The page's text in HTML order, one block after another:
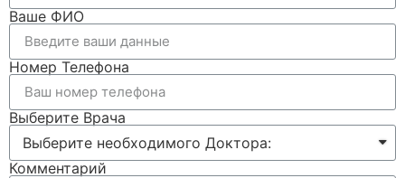
Ваше ФИО
Номер Телефона
Выберите Врача
Комментарий